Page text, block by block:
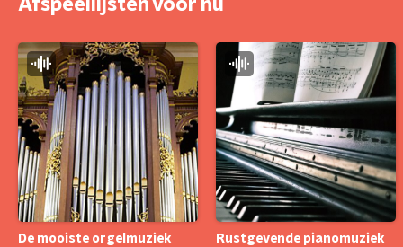
Afspeellijsten voor nu
De mooiste orgelmuziek Rustgevende pianomuziek